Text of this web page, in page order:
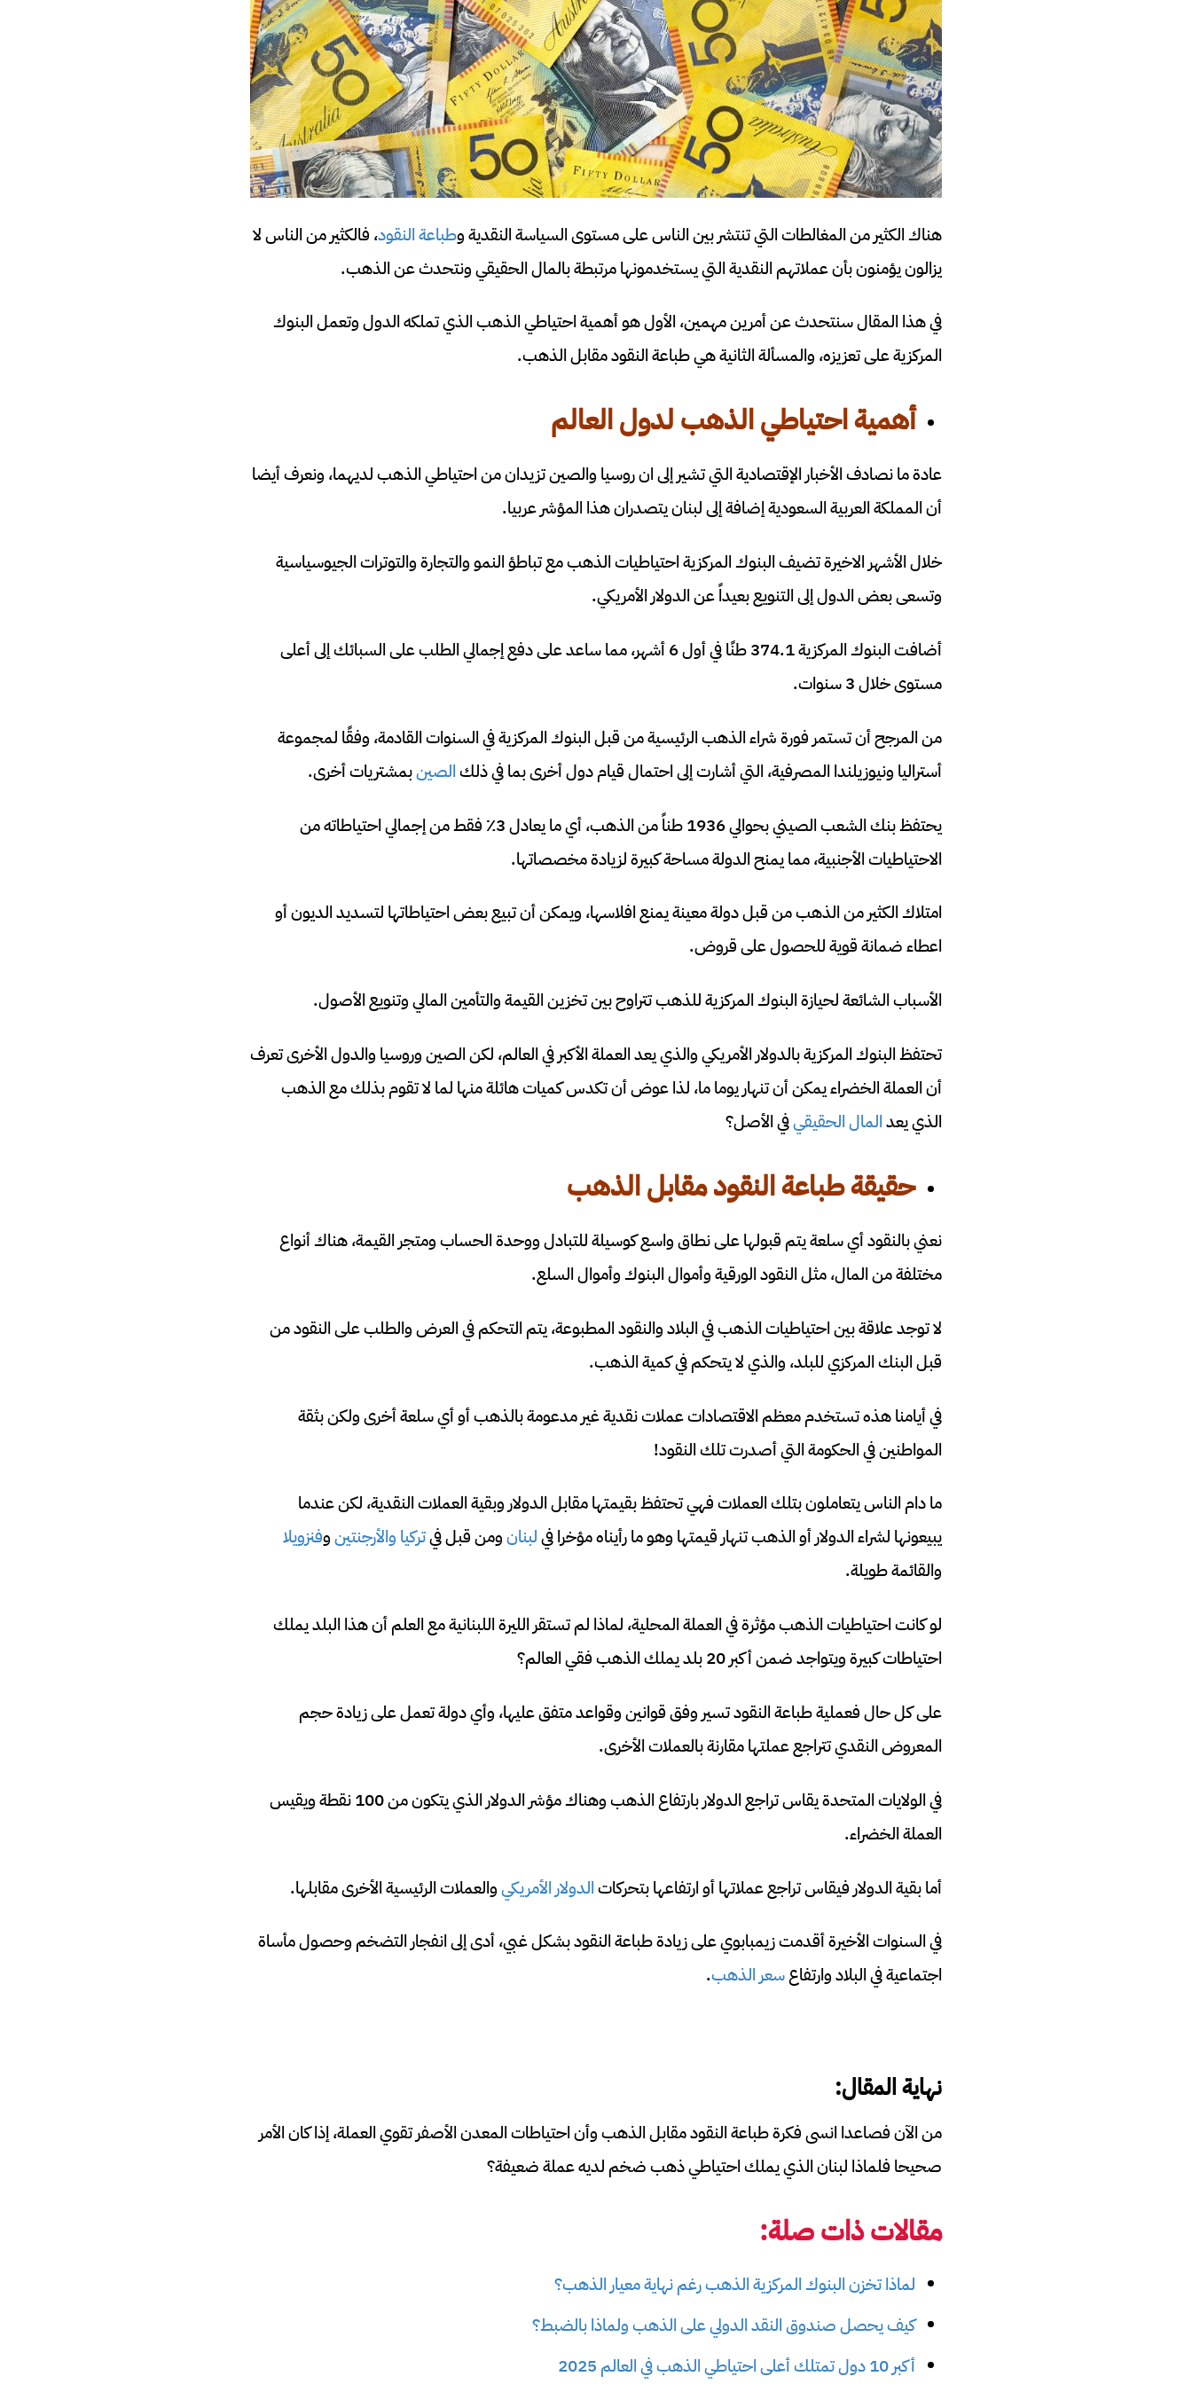
هناك الكثير من المغالطات التي تنتشر بين الناس على مستوى السياسة النقدية وطباعة النقود، فالكثير من الناس لا
يزالون يؤمنون بأن عملاتهم النقدية التي يستخدمونها مرتبطة بالمال الحقيقي ونتحدث عن الذهب.
في هذا المقال سنتحدث عن أمرين مهمين، الأول هو أهمية احتياطي الذهب الذي تملكه الدول وتعمل البنوك
المركزية على تعزيزه، والمسألة الثانية هي طباعة النقود مقابل الذهب.
أهمية احتياطي الذهبلدول العالم
عادة ما نصادف الأخبار الإقتصادية التي تشير إلى ان روسيا والصين تزيدان من احتياطي الذهب لديهما، ونعرف أيضا
أن المملكة العربية السعودية إضافة إلى لبنان يتصدران هذا المؤشر عربيا.
خلال الأشهر الاخيرة تضيف البنوك المركزية احتياطيات الذهب مع تباطؤ النمو والتجارة والتوترات الجيوسياسية
وتسعى بعض الدول إلى التنويع بعيداً عن الدولار الأمريكي.
أضافت البنوك المركزية 374.1 طنًا في أول 6 أشهر، مما ساعد على دفع إجمالي الطلب على السبائك إلى أعلى
مستوى خلال 3 سنوات.
من المرجح أن تستمر فورة شراء الذهب الرئيسية من قبل البنوك المركزية في السنوات القادمة، وفقًا لمجموعة
أستراليا ونيوزيلندا المصرفية، التي أشارت إلى احتمال قيام دول أخرى بما في ذلكالصينبمشتريات أخرى.
يحتفظ بنك الشعب الصيني بحوالي 1936 طناً من الذهب، أي ما يعادل 3٪ فقط من إجمالي احتياطاته من
الاحتياطيات الأجنبية، مما يمنح الدولة مساحة كبيرة لزيادة مخصصاتها.
امتلاك الكثير من الذهب من قبل دولة معينة يمنع افلاسها، ويمكن أن تبيع بعض احتياطاتها لتسديد الديون أو
اعطاء ضمانة قوية للحصول على قروض.
الأسباب الشائعة لحيازة البنوك المركزية للذهب تتراوح بين تخزين القيمة والتأمين المالي وتنويع الأصول.
تحتفظ البنوك المركزية بالدولار الأمريكي والذي يعد العملة الأكبر في العالم، لكن الصين وروسيا والدول الأخرى تعرف
أن العملة الخضراء يمكن أن تنهار يوما ما، لذا عوض أن تكدس كميات هائلة منها لما لا تقوم بذلك مع الذهب
الذي يعدالمال الحقيقيفي الأصل؟
حقيقة طباعة النقود مقابل الذهب
نعني بالنقود أي سلعة يتم قبولها على نطاق واسع كوسيلة للتبادل ووحدة الحساب ومتجر القيمة، هناك أنواع
مختلفة من المال، مثل النقود الورقية وأموال البنوك وأموال السلع.
لا توجد علاقة بين احتياطيات الذهب في البلاد والنقود المطبوعة، يتم التحكم في العرض والطلب على النقود من
قبل البنك المركزي للبلد، والذي لا يتحكم في كمية الذهب.
في أيامنا هذه تستخدم معظم الاقتصادات عملات نقدية غير مدعومة بالذهب أو أي سلعة أخرى ولكن بثقة
المواطنين في الحكومة التي أصدرت تلك النقود!
ما دام الناس يتعاملون بتلك العملات فهي تحتفظ بقيمتها مقابل الدولار وبقية العملات النقدية، لكن عندما
يبيعونها لشراء الدولار أو الذهب تنهار قيمتها وهو ما رأيناه مؤخرا فيلبنانومن قبل فيتركيا والأرجنتينوفنزويلا
والقائمة طويلة.
لو كانت احتياطيات الذهب مؤثرة في العملة المحلية، لماذا لم تستقر الليرة اللبنانية مع العلم أن هذا البلد يملك
احتياطات كبيرة ويتواجد ضمن أكبر 20 بلد يملك الذهب فقي العالم؟
على كل حال فعملية طباعة النقود تسير وفق قوانين وقواعد متفق عليها، وأي دولة تعمل على زيادة حجم
المعروض النقدي تتراجع عملتها مقارنة بالعملات الأخرى.
في الولايات المتحدة يقاس تراجع الدولار بارتفاع الذهب وهناك مؤشر الدولار الذي يتكون من 100 نقطة ويقيس
العملة الخضراء.
أما بقية الدولار فيقاس تراجع عملاتها أو ارتفاعها بتحركاتالدولار الأمريكيوالعملات الرئيسية الأخرى مقابلها.
في السنوات الأخيرة أقدمت زيمبابوي على زيادة طباعة النقود بشكل غبي، أدى إلى انفجار التضخم وحصول مأساة
اجتماعية في البلاد وارتفاعسعر الذهب.
نهاية المقال:
من الآن فصاعدا انسى فكرة طباعة النقود مقابل الذهب وأن احتياطات المعدن الأصفر تقوي العملة، إذا كان الأمر
صحيحا فلماذا لبنان الذي يملك احتياطي ذهب ضخم لديه عملة ضعيفة؟
مقالات ذات صلة:
لماذا تخزن البنوك المركزية الذهب رغم نهاية معيار الذهب؟
كيف يحصل صندوق النقد الدولي على الذهب ولماذا بالضبط؟
أكبر 10 دول تمتلك أعلى احتياطي الذهب في العالم 2025